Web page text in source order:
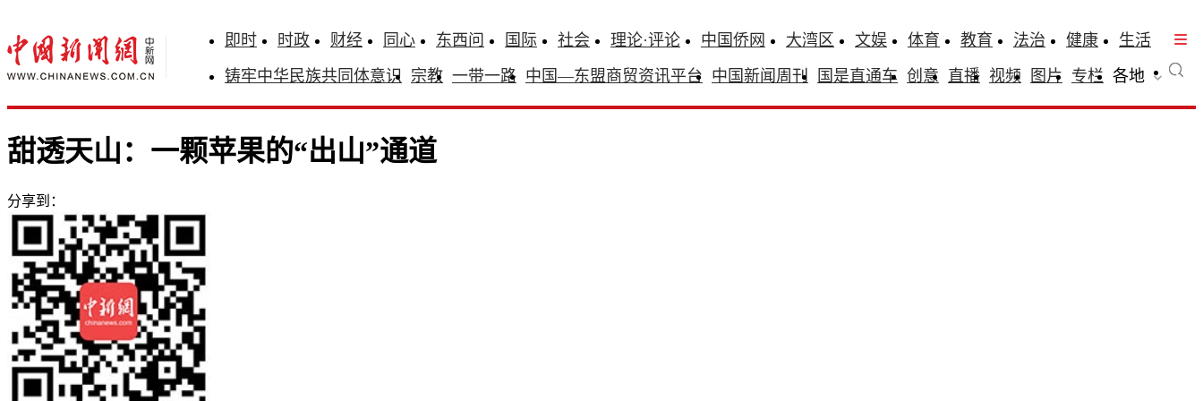
即时 时政 财经 同心 东西问 国际 社会 理论·评论 中国侨网 大湾区 文娱 体育 教育 法治 健康
生活
铸牢中华民族共同体意识 宗教 一带一路 中国—东盟商贸资讯平台 中国新闻周刊 国是直通车 创意 直播 视频 图片 专栏 各地
甜透天山：一颗苹果的“出山”通道
分享到：